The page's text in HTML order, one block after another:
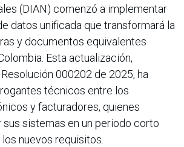
(DIAN) comenzó a implementar
datos unificada que transformará la
y documentos equivalentes
Esta actualización,
000202 de 2025, ha
técnicos entre los
y facturadores, quienes
sus sistemas en un periodo corto
nuevos requisitos.